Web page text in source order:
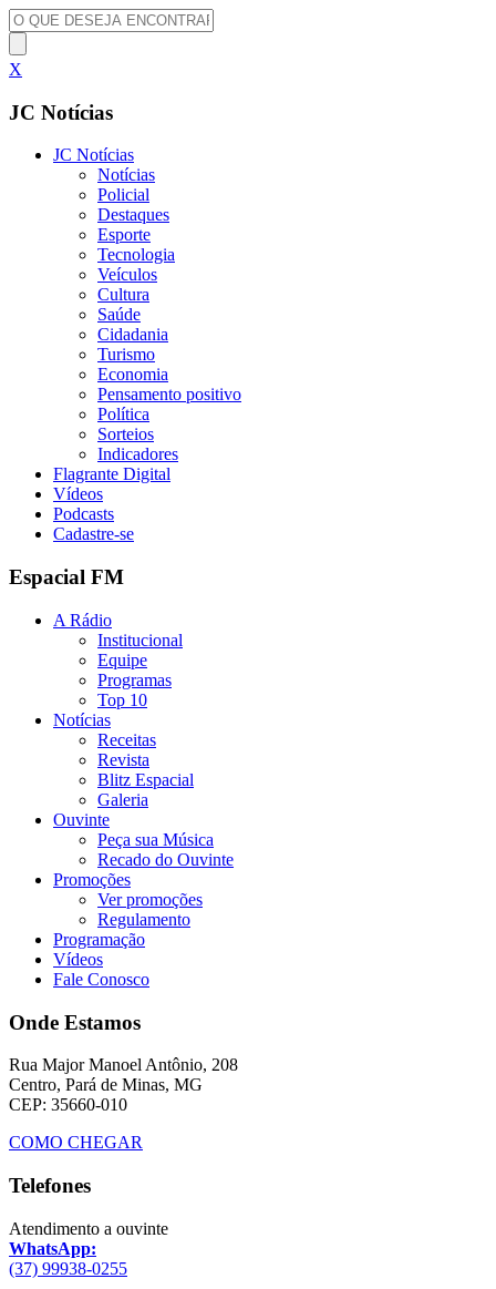
X
JC Notícias
JC Notícias
Notícias
Policial
Destaques
Esporte
Tecnologia
Veículos
Cultura
Saúde
Cidadania
Turismo
Economia
Pensamento positivo
Política
Sorteios
Indicadores
Flagrante Digital
Vídeos
Podcasts
Cadastre-se
Espacial FM
A Rádio
Institucional
Equipe
Programas
Top 10
Notícias
Receitas
Revista
Blitz Espacial
Galeria
Ouvinte
Peça sua Música
Recado do Ouvinte
Promoções
Ver promoções
Regulamento
Programação
Vídeos
Fale Conosco
Onde Estamos
Rua Major Manoel Antônio, 208
Centro, Pará de Minas, MG
CEP: 35660-010
COMO CHEGAR
Telefones
Atendimento a ouvinte
WhatsApp:
(37) 99938-0255